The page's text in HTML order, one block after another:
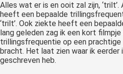
Alles wat er is en ooit zal zijn,
heeft een bepaalde
‘trilt’. Ook ziekte heeft een
lang geleden zag ik een kort
trillingsfrequentie op een prachtige
bracht. Het laat zien waar ik eerder
geschreven heb.